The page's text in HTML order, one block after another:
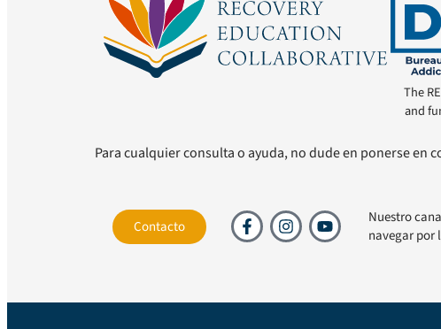
The
and
Para cualquier consulta o ayuda, no dude en ponerse en
Contacto
Nuestro
navegar por